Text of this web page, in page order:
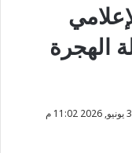
الهجرة